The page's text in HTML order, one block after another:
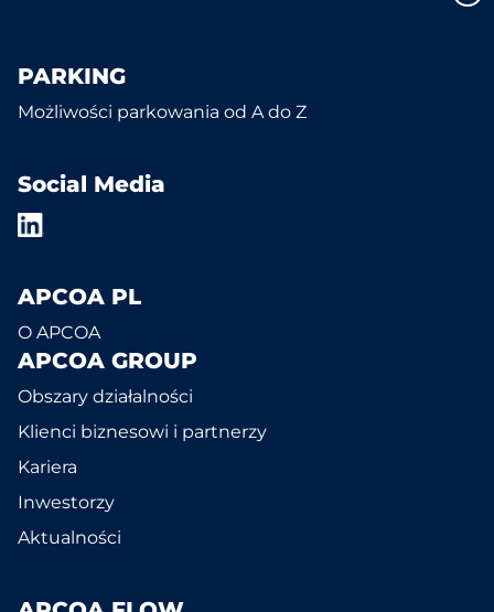
PARKING
Możliwości parkowania od A do Z
Social Media
APCOA PL
O APCOA
APCOA GROUP
Obszary działalności
Klienci biznesowi i partnerzy
Kariera
Inwestorzy
Aktualności